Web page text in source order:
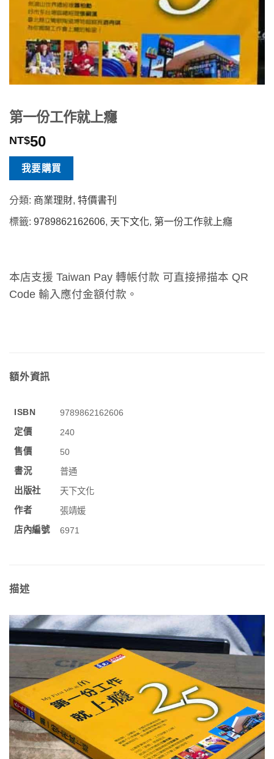
第一份工作就上癮
NT$50
我要購買
分類: 商業理財, 特價書刊
標籤: 9789862162606, 天下文化, 第一份工作就上癮
本店支援 Taiwan Pay 轉帳付款 可直接掃描本 QR
Code 輸入應付金額付款。
額外資訊
ISBN
9789862162606
定價
240
售價
50
書況
普通
出版社
天下文化
作者
張靖媛
店內編號
6971
描述